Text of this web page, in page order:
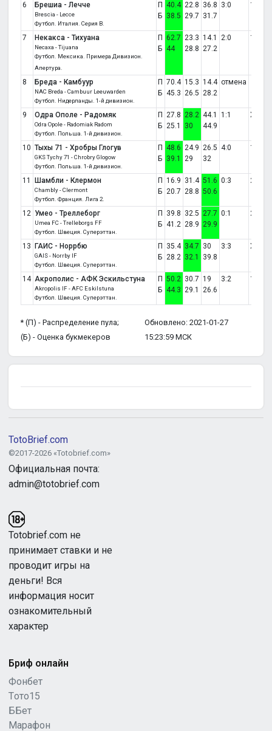
6 Брешиа - Лечче
Brescia - Lecce
Футбол. Италия. Серия B.
П
Б
40.4
38.5
22.8
29.7
36.8
31.7
3:0 1
7 Некакса - Тихуана
Necaxa - Tijuana
Футбол. Мексика. Примера Дивизион.
Апертура.
П
Б
62.7
44
23.3
28.8
14.1
27.2
2:0 1
8 Бреда - Камбуур
NAC Breda - Cambuur Leeuwarden
Футбол. Нидерланды. 1-й дивизион.
П
Б
70.4
45.3
15.3
26.5
14.4
28.2
отмена
9 Одра Ополе - Радомяк
Odra Opole - Radomiak Radom
Футбол. Польша. 1-й дивизион.
П
Б
27.8
25.1
28.2
30
44.1
44.9
1:1 X
10 Тыхы 71 - Хробры Глогув
GKS Tychy 71 - Chrobry Glogow
Футбол. Польша. 1-й дивизион.
П
Б
48.6
39.1
24.9
29
26.5
32
4:0 1
11 Шамбли - Клермон
Chambly - Clermont
Футбол. Франция. Лига 2.
П
Б
16.9
20.7
31.4
28.8
51.6
50.6
0:3 2
12 Умео - Треллеборг
Umea FC - Trelleborgs FF
Футбол. Швеция. Суперэттан.
П
Б
39.8
41.2
32.5
28.9
27.7
29.9
0:1 2
13 ГАИС - Норрбю
GAIS - Norrby IF
Футбол. Швеция. Суперэттан.
П
Б
35.4
28.2
34.7
32.1
30
39.8
3:3 X
14 Акрополис - АФК Эскильстуна
Akropolis IF - AFC Eskilstuna
Футбол. Швеция. Суперэттан.
П
Б
50.2
44.3
30.7
29.1
19
26.6
3:2 1
* (П) - Распределение пула;
(Б) - Оценка букмекеров
Обновлено: 2021-01-27
15:23:59 МСК
TotoBrief.com
©2017-2026 «Totobrief.com»
Официальная почта:
admin@totobrief.com
Totobrief.com не
принимает ставки и не
проводит игры на
деньги! Вся
информация носит
ознакомительный
характер
Бриф онлайн
Фонбет
Tото15
ББет
Марафон